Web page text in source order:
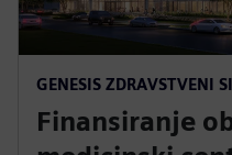
GENESIS ZDRAVSTVENI
Finansiranje